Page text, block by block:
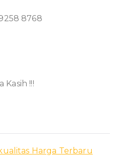
8768
Kasih !!!
Harga Terbaru